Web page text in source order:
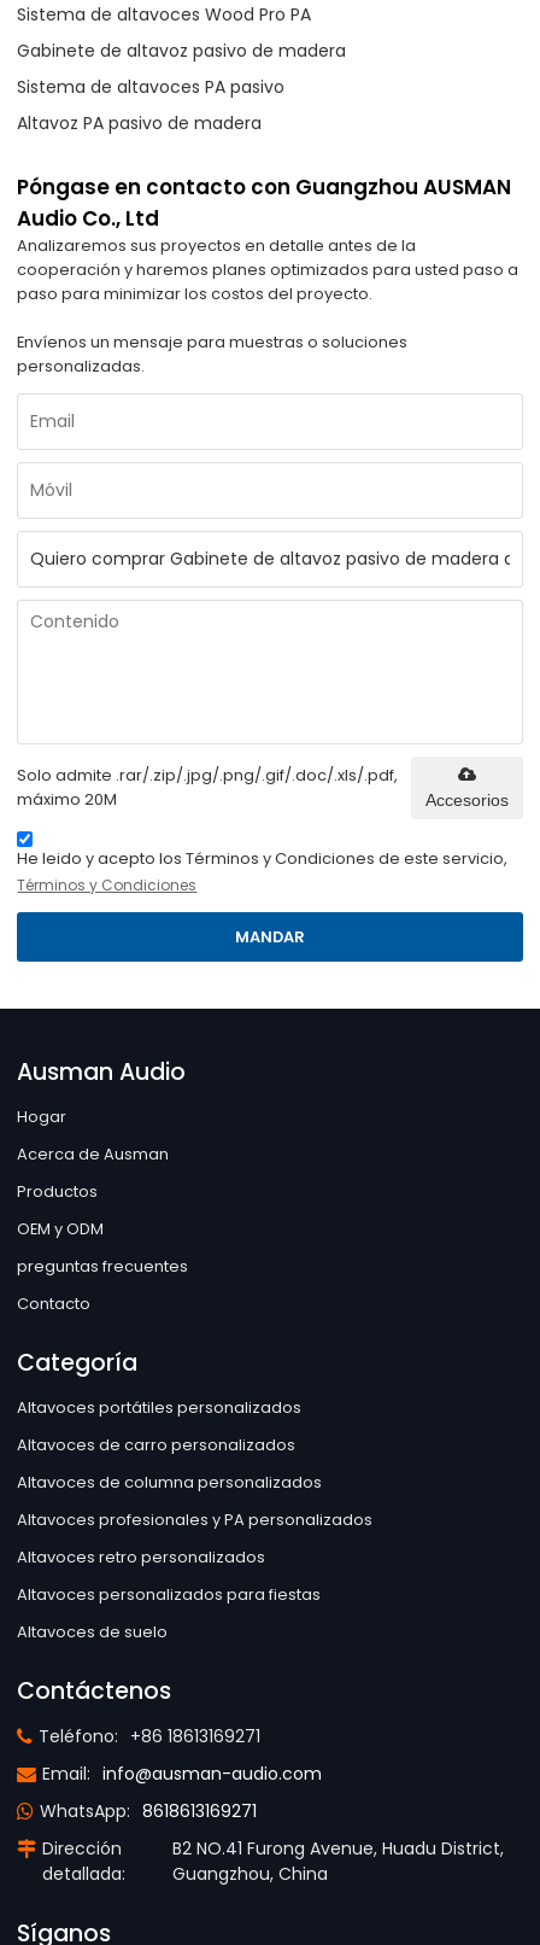
Sistema de altavoces Wood Pro PA
Gabinete de altavoz pasivo de madera
Sistema de altavoces PA pasivo
Altavoz PA pasivo de madera
Póngase en contacto con Guangzhou AUSMAN
Audio Co., Ltd
Analizaremos sus proyectos en detalle antes de la
cooperación y haremos planes optimizados para usted paso a
paso para minimizar los costos del proyecto.
Envíenos un mensaje para muestras o soluciones
personalizadas.
Solo admite .rar/.zip/.jpg/.png/.gif/.doc/.xls/.pdf,
máximo 20M
Accesorios
He leido y acepto los Términos y Condiciones de este servicio,
Términos y Condiciones
MANDAR
Ausman Audio
Hogar
Acerca de Ausman
Productos
OEM y ODM
preguntas frecuentes
Contacto
Categoría
Altavoces portátiles personalizados
Altavoces de carro personalizados
Altavoces de columna personalizados
Altavoces profesionales y PA personalizados
Altavoces retro personalizados
Altavoces personalizados para fiestas
Altavoces de suelo
Contáctenos
Teléfono: +86 18613169271
Email: info@ausman-audio.com
WhatsApp: 8618613169271
Dirección
detallada:
B2 NO.41 Furong Avenue, Huadu District,
Guangzhou, China
Síganos